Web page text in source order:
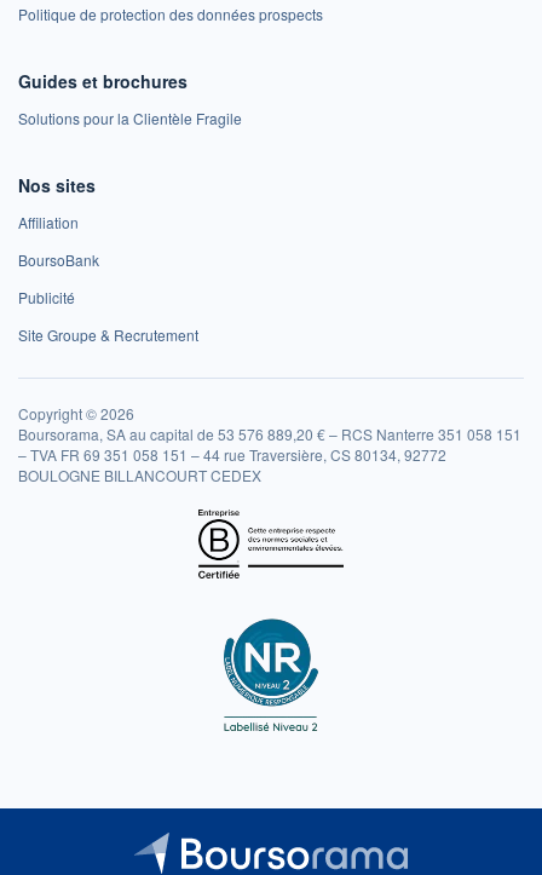
Politique de protection des données prospects
Guides et brochures
Solutions pour la Clientèle Fragile
Nos sites
Affiliation
BoursoBank
Publicité
Site Groupe & Recrutement
Copyright © 2026
Boursorama, SA au capital de 53 576 889,20 € – RCS Nanterre 351 058 151
– TVA FR 69 351 058 151 – 44 rue Traversière, CS 80134, 92772
BOULOGNE BILLANCOURT CEDEX